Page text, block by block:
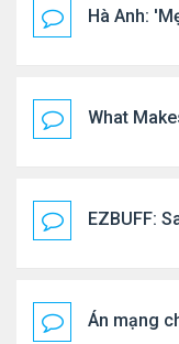
Hà Anh:
What
EZBUFF:
Án mạng